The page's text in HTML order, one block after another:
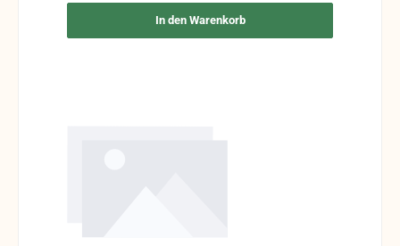
In den Warenkorb